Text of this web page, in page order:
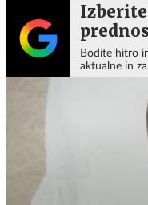
Bodite hitro
aktualne in